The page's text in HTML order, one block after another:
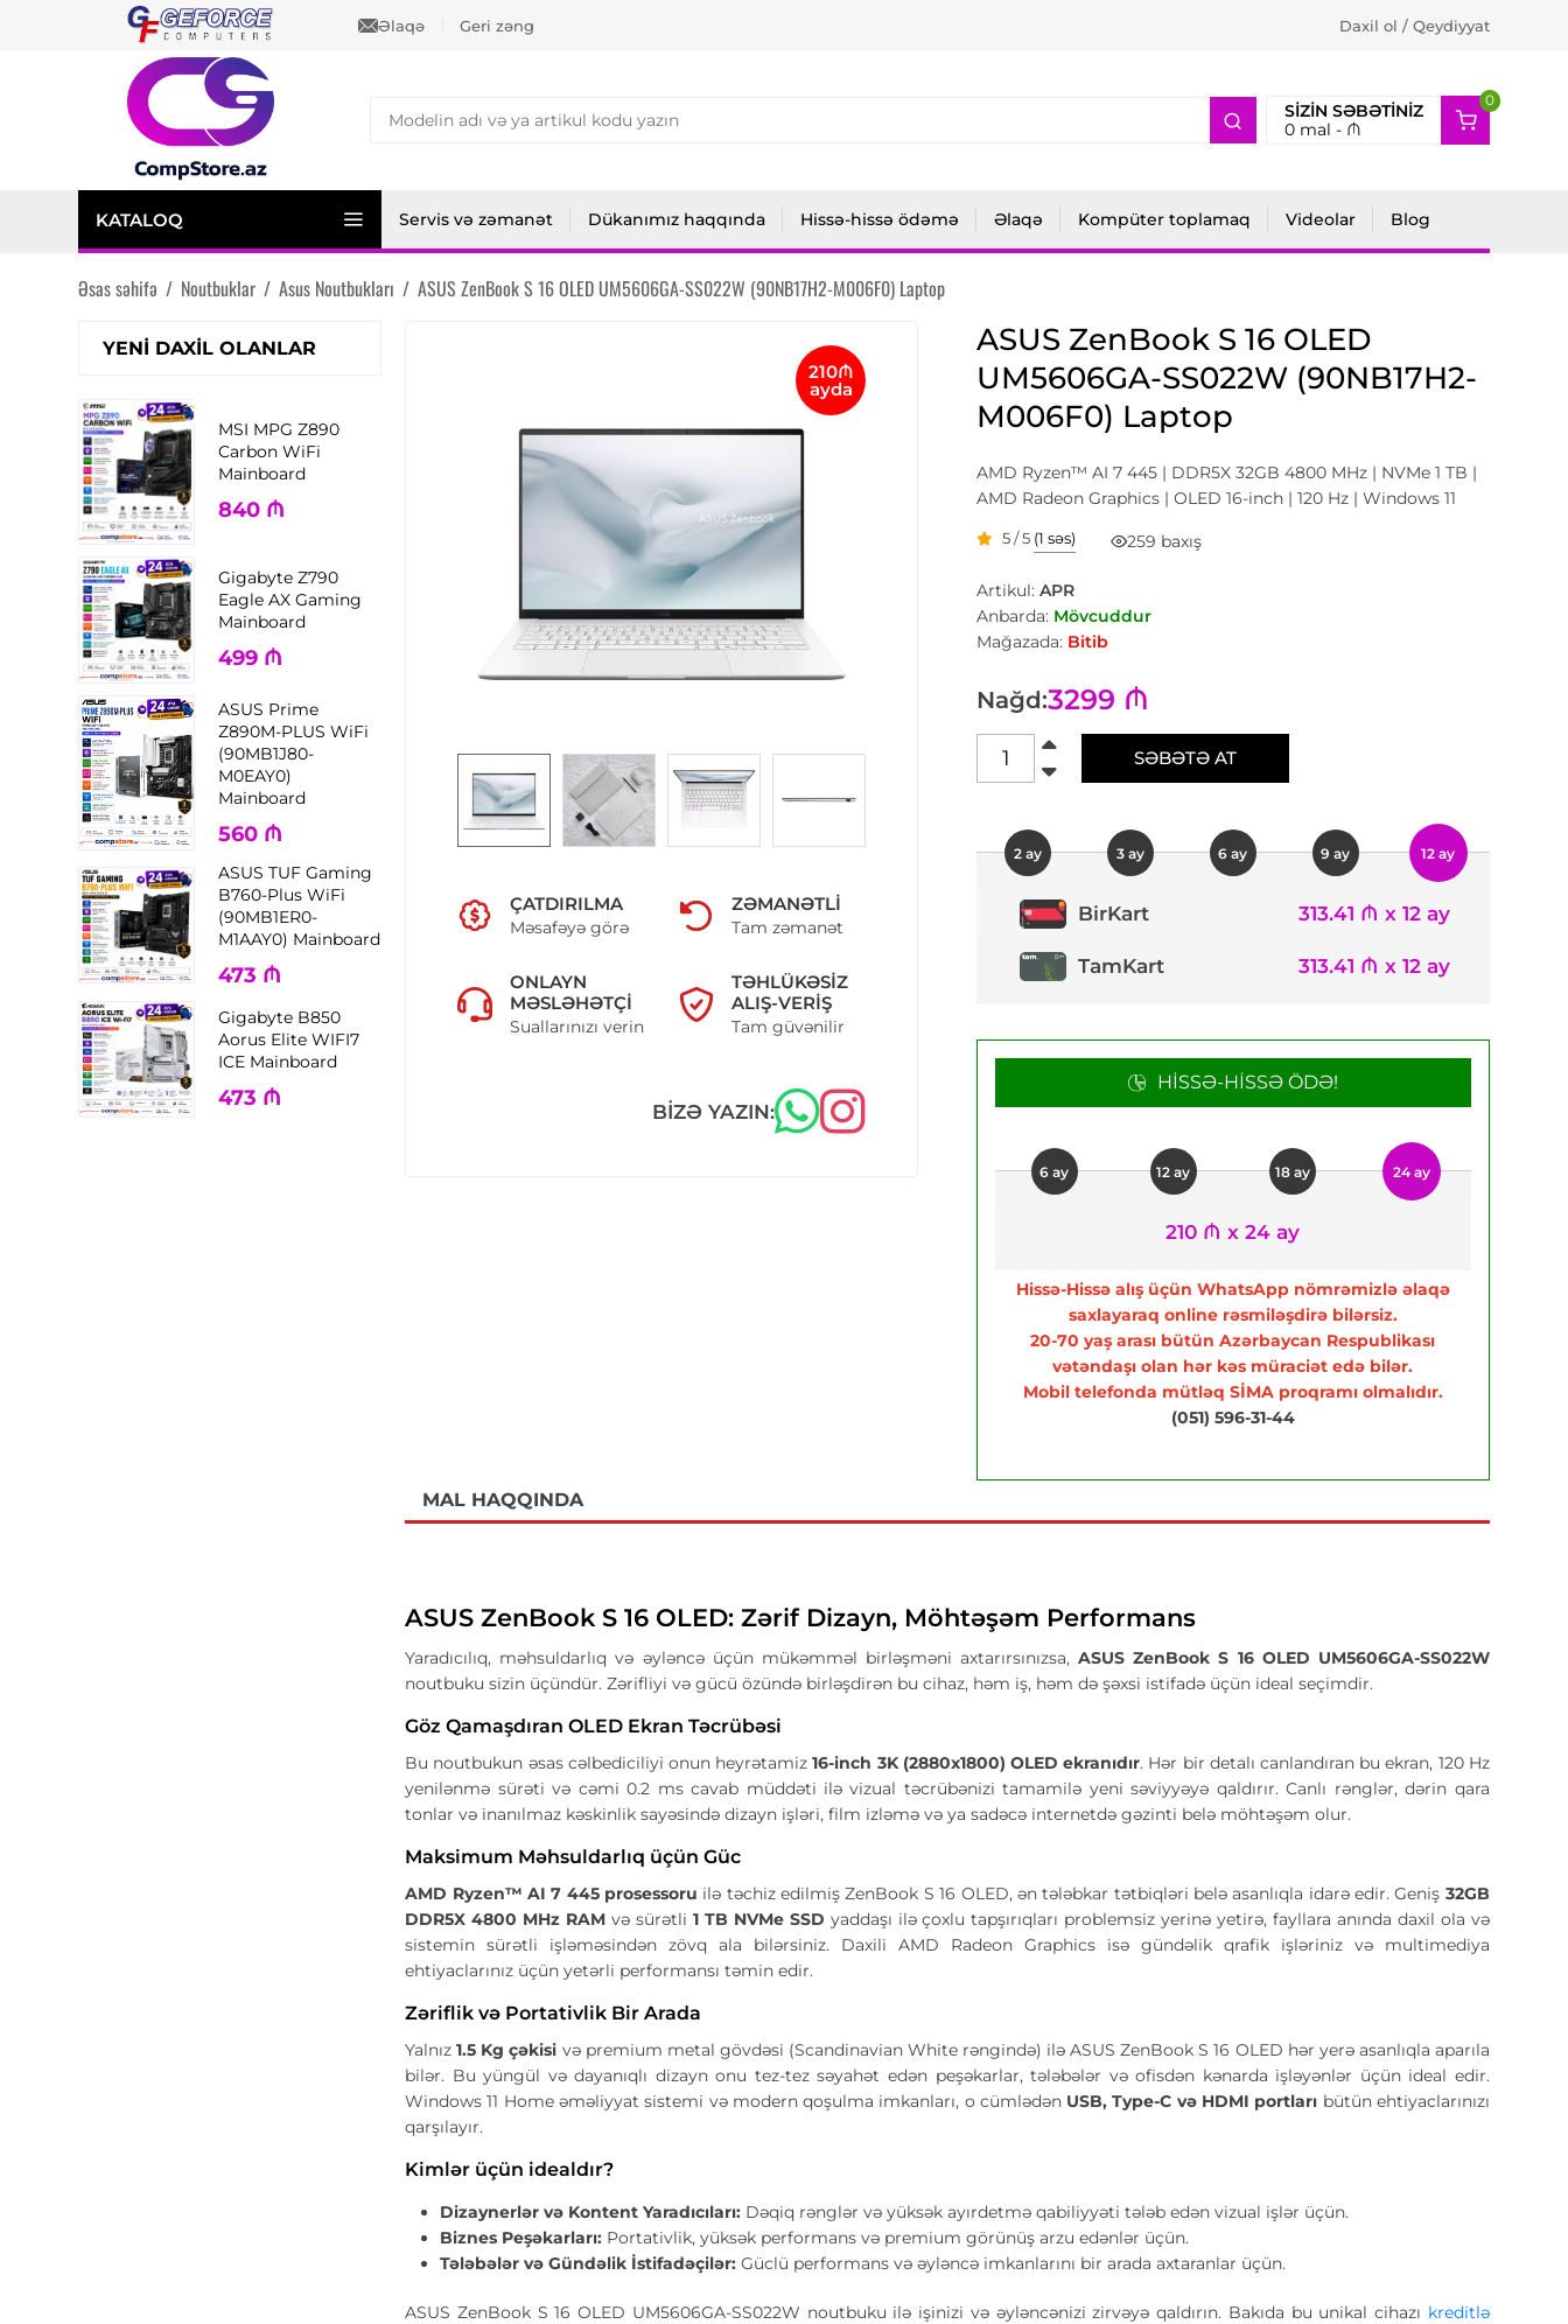
Əlaqə Geri zəng Daxil ol / Qeydiyyat
SIZIN SƏBƏTINIZ
0mal - ₼
0
2
KATALOQ Servis və zəmanət Dükanımız haqqında Hissə-hissə ödəmə Əlaqə Kompüter toplamaq Videolar Blog
Əsas səhifə / Noutbuklar / Asus Noutbukları / ASUS ZenBook S 16 OLED UM5606GA-SS022W (90NB17H2-M006F0) Laptop
YENI DAXIL OLANLAR
MSI MPG Z890
Carbon WiFi
Mainboard
840 ₼
Gigabyte Z790
Eagle AX Gaming
Mainboard
499 ₼
ASUS Prime
Z890M-PLUS WiFi
(90MB1J80-
M0EAY0)
Mainboard
560 ₼
ASUS TUF Gaming
B760-Plus WiFi
(90MB1ER0-
M1AAY0) Mainboard
473 ₼
Gigabyte B850
Aorus Elite WIFI7
ICE Mainboard
473 ₼
210₼
ayda
ÇATDIRILMA
Məsafəyə görə
ZƏMANƏTLI
Tam zəmanət
ONLAYN
MƏSLƏHƏTÇI
Suallarınızı verin
TƏHLÜKƏSIZ
ALIŞ-VERIŞ
Tam güvənilir
BIZƏ YAZIN:
ASUS ZenBook S 16 OLED
UM5606GA-SS022W (90NB17H2-
M006F0) Laptop
AMD Ryzen™ AI 7 445 | DDR5X 32GB 4800 MHz | NVMe 1 TB |
AMD Radeon Graphics | OLED 16-inch | 120 Hz | Windows 11
5 / 5 (1 səs) 259 baxış
Artikul: APR
Anbarda: Mövcuddur
Mağazada: Bitib
Nağd:3299 ₼
SƏBƏTƏ AT
2 ay 3 ay 6 ay 9 ay 12 ay
BirKart 313.41 ₼ x 12 ay
TamKart 313.41 ₼ x 12 ay
HISSƏ-HISSƏ ÖDƏ!
6 ay 12 ay 18 ay 24 ay
210 ₼ x 24 ay
Hissə-Hissə alış üçün WhatsApp nömrəmizlə əlaqə
saxlayaraq online rəsmiləşdirə bilərsiz.
20-70 yaş arası bütün Azərbaycan Respublikası
vətəndaşı olan hər kəs müraciət edə bilər.
Mobil telefonda mütləq SİMA proqramı olmalıdır.
(051) 596-31-44
MAL HAQQINDA
ASUS ZenBook S 16 OLED: Zərif Dizayn, Möhtəşəm Performans
Yaradıcılıq, məhsuldarlıq və əyləncə üçün mükəmməl birləşməni axtarırsınızsa,ASUS ZenBook S 16 OLED UM5606GA-SS022W
noutbuku sizin üçündür. Zərifliyi və gücü özündə birləşdirən bu cihaz, həm iş, həm də şəxsi istifadə üçün ideal seçimdir.
Göz Qamaşdıran OLED Ekran Təcrübəsi
Bu noutbukun əsas cəlbediciliyi onun heyrətamiz16-inch 3K (2880x1800) OLED ekranıdır. Hər bir detalı canlandıran bu ekran, 120 Hz
yenilənmə sürəti və cəmi 0.2 ms cavab müddəti ilə vizual təcrübənizi tamamilə yeni səviyyəyə qaldırır. Canlı rənglər, dərin qara
tonlar və inanılmaz kəskinlik sayəsində dizayn işləri, film izləmə və ya sadəcə internetdə gəzinti belə möhtəşəm olur.
Maksimum Məhsuldarlıq üçün Güc
AMD Ryzen™ AI 7 445 prosessoru ilə təchiz edilmiş ZenBook S 16 OLED, ən tələbkar tətbiqləri belə asanlıqla idarə edir. Geniş 32GB
DDR5X 4800 MHz RAM və sürətli 1 TB NVMe SSD yaddaşı ilə çoxlu tapşırıqları problemsiz yerinə yetirə, fayllara anında daxil ola və
sistemin sürətli işləməsindən zövq ala bilərsiniz. Daxili AMD Radeon Graphics isə gündəlik qrafik işləriniz və multimediya
ehtiyaclarınız üçün yetərli performansı təmin edir.
Zəriflik və Portativlik Bir Arada
Yalnız1.5 Kg çəkisi və premium metal gövdəsi (Scandinavian White rəngində) ilə ASUS ZenBook S 16 OLED hər yerə asanlıqla aparıla
bilər. Bu yüngül və dayanıqlı dizayn onu tez-tez səyahət edən peşəkarlar, tələbələr və ofisdən kənarda işləyənlər üçün ideal edir.
Windows 11 Home əməliyyat sistemi və modern qoşulma imkanları, o cümlədən USB, Type-C və HDMI portları bütün ehtiyaclarınızı
qarşılayır.
Kimlər üçün idealdır?
Dizaynerlər və Kontent Yaradıcıları: Dəqiq rənglər və yüksək ayırdetmə qabiliyyəti tələb edən vizual işlər üçün.
Biznes Peşəkarları: Portativlik, yüksək performans və premium görünüş arzu edənlər üçün.
Tələbələr və Gündəlik İstifadəçilər: Güclü performans və əyləncə imkanlarını bir arada axtaranlar üçün.
ASUS ZenBook S 16 OLED UM5606GA-SS022W noutbuku ilə işinizi və əyləncənizi zirvəyə qaldırın. Bakıda bu unikal cihazı kreditlə